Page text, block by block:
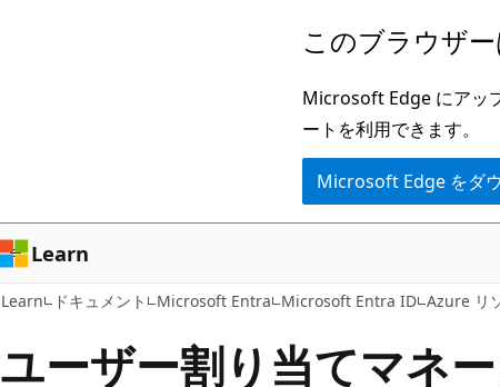
ン
ツ
に
ス
ッ
このブラウザ
Microsoft Edge にアッ
ートを利用できます。
Microsoft Edge をダ
Learn
Learn ドキュメント Microsoft Entra Microsoft Entra ID Azure リ
ユーザー割り当てマネ